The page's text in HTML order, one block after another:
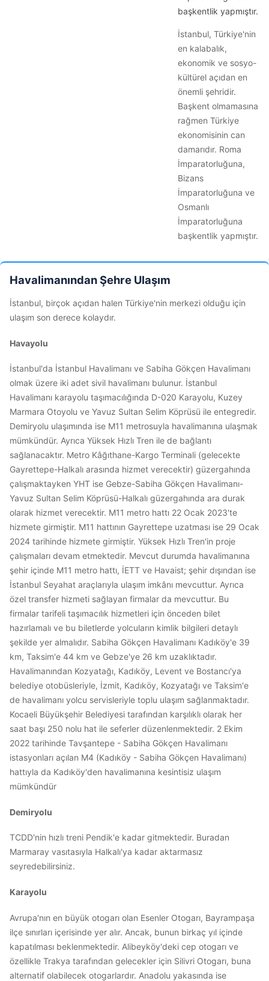
başkentlik yapmıştır.
İstanbul, Türkiye'nin
en kalabalık,
ekonomik ve sosyo-
kültürel açıdan en
önemli şehridir.
Başkent olmamasına
rağmen Türkiye
ekonomisinin can
damarıdır. Roma
İmparatorluğuna,
Bizans
İmparatorluğuna ve
Osmanlı
İmparatorluğuna
başkentlik yapmıştır.
Havalimanından Şehre Ulaşım
İstanbul, birçok açıdan halen Türkiye'nin merkezi olduğu için
ulaşım son derece kolaydır.
Havayolu
İstanbul'da İstanbul Havalimanı ve Sabiha Gökçen Havalimanı
olmak üzere iki adet sivil havalimanı bulunur. İstanbul
Havalimanı karayolu taşımacılığında D-020 Karayolu, Kuzey
Marmara Otoyolu ve Yavuz Sultan Selim Köprüsü ile entegredir.
Demiryolu ulaşımında ise M11 metrosuyla havalimanına ulaşmak
mümkündür. Ayrıca Yüksek Hızlı Tren ile de bağlantı
sağlanacaktır. Metro Kâğıthane-Kargo Terminali (gelecekte
Gayrettepe-Halkalı arasında hizmet verecektir) güzergahında
çalışmaktayken YHT ise Gebze-Sabiha Gökçen Havalimanı-
Yavuz Sultan Selim Köprüsü-Halkalı güzergahında ara durak
olarak hizmet verecektir. M11 metro hattı 22 Ocak 2023'te
hizmete girmiştir. M11 hattının Gayrettepe uzatması ise 29 Ocak
2024 tarihinde hizmete girmiştir. Yüksek Hızlı Tren'in proje
çalışmaları devam etmektedir. Mevcut durumda havalimanına
şehir içinde M11 metro hattı, İETT ve Havaist; şehir dışından ise
İstanbul Seyahat araçlarıyla ulaşım imkânı mevcuttur. Ayrıca
özel transfer hizmeti sağlayan firmalar da mevcuttur. Bu
firmalar tarifeli taşımacılık hizmetleri için önceden bilet
hazırlamalı ve bu biletlerde yolcuların kimlik bilgileri detaylı
şekilde yer almalıdır. Sabiha Gökçen Havalimanı Kadıköy'e 39
km, Taksim'e 44 km ve Gebze'ye 26 km uzaklıktadır.
Havalimanından Kozyatağı, Kadıköy, Levent ve Bostancı'ya
belediye otobüsleriyle, İzmit, Kadıköy, Kozyatağı ve Taksim'e
de havalimanı yolcu servisleriyle toplu ulaşım sağlanmaktadır.
Kocaeli Büyükşehir Belediyesi tarafından karşılıklı olarak her
saat başı 250 nolu hat ile seferler düzenlenmektedir. 2 Ekim
2022 tarihinde Tavşantepe - Sabiha Gökçen Havalimanı
istasyonları açılan M4 (Kadıköy - Sabiha Gökçen Havalimanı)
hattıyla da Kadıköy'den havalimanına kesintisiz ulaşım
mümkündür
Demiryolu
TCDD'nin hızlı treni Pendik'e kadar gitmektedir. Buradan
Marmaray vasıtasıyla Halkalı'ya kadar aktarmasız
seyredebilirsiniz.
Karayolu
Avrupa'nın en büyük otogarı olan Esenler Otogarı, Bayrampaşa
ilçe sınırları içerisinde yer alır. Ancak, bunun birkaç yıl içinde
kapatılması beklenmektedir. Alibeyköy'deki cep otogarı ve
özellikle Trakya tarafından gelecekler için Silivri Otogarı, buna
alternatif olabilecek otogarlardır. Anadolu yakasında ise